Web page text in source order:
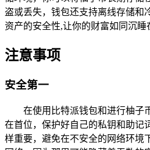
盗或丢失，钱包还支持离线存储和
资产的安全性,让你的财富如同沉睡
注意事项
安全第一
在使用比特派钱包和进行柚子
在首位，保护好自己的私钥和助记
样重要，避免在不安全的网络环境